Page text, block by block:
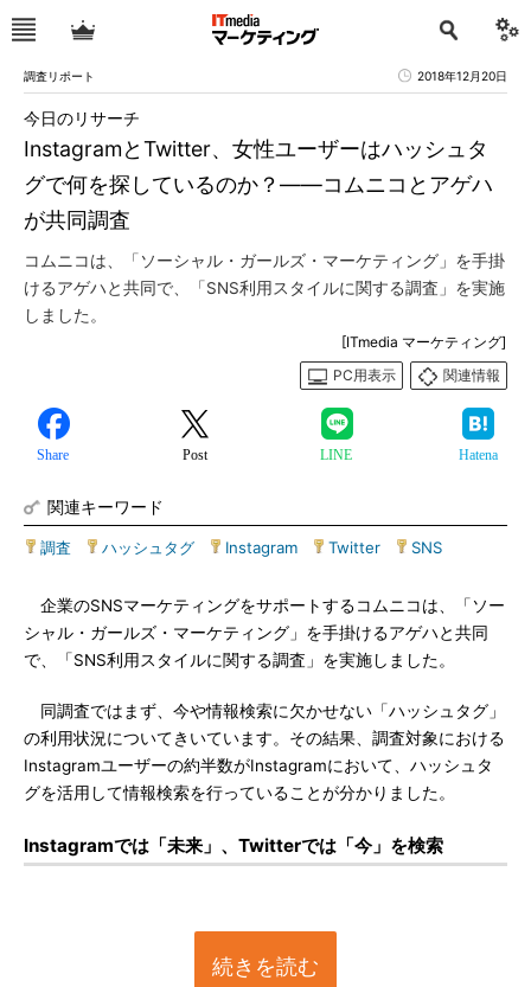
調査リポート 2018年12月20日
InstagramとTwitter、女性ユーザーはハッシュタ
グで何を探しているのか？――コムニコとアゲハ
が共同調査
今日のリサーチ
コムニコは、「ソーシャル・ガールズ・マーケティング」を手掛
けるアゲハと共同で、「SNS利用スタイルに関する調査」を実施
しました。
[ITmedia マーケティング]
PC用表示
関連情報
Share Post LINE Hatena
関連キーワード
調査 ハッシュタグ Instagram Twitter SNS
企業のSNSマーケティングをサポートするコムニコは、「ソー
シャル・ガールズ・マーケティング」を手掛けるアゲハと共同
で、「SNS利用スタイルに関する調査」を実施しました。
同調査ではまず、今や情報検索に欠かせない「ハッシュタグ」
の利用状況についてきいています。その結果、調査対象における
Instagramユーザーの約半数がInstagramにおいて、ハッシュタ
グを活用して情報検索を行っていることが分かりました。
Instagramでは「未来」、Twitterでは「今」を検索
続きを読む